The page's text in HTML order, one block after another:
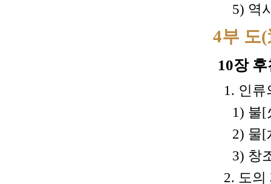
5) 역
4부 도
10장
1. 인류
1) 불[
2) 물[
3) 창
2. 도의